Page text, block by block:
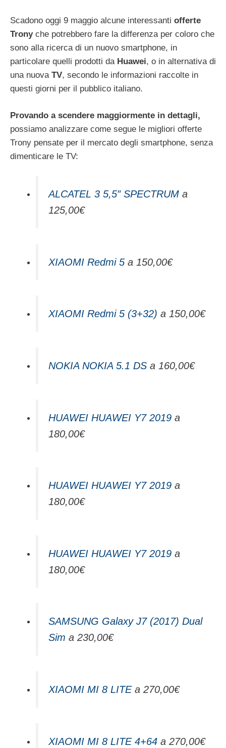
Scadono oggi 9 maggio alcune interessanti offerte
Tronyche potrebbero fare la differenza per coloro che
sono alla ricerca di un nuovo smartphone, in
particolare quelli prodotti da Huawei, o in alternativa di
una nuova TV, secondo le informazioni raccolte in
questi giorni per il pubblico italiano.
Provando a scendere maggiormente in dettagli,
possiamo analizzare come segue le migliori offerte
Trony pensate per il mercato degli smartphone, senza
dimenticare le TV:
ALCATEL 3 5,5″ SPECTRUM a
125,00€
XIAOMI Redmi 5 a 150,00€
XIAOMI Redmi 5 (3+32) a 150,00€
NOKIA NOKIA 5.1 DS a 160,00€
HUAWEI HUAWEI Y7 2019 a
180,00€
HUAWEI HUAWEI Y7 2019 a
180,00€
HUAWEI HUAWEI Y7 2019 a
180,00€
SAMSUNG Galaxy J7 (2017) Dual
Sim a 230,00€
XIAOMI MI 8 LITEa 270,00€
XIAOMI MI 8 LITE 4+64 a 270,00€